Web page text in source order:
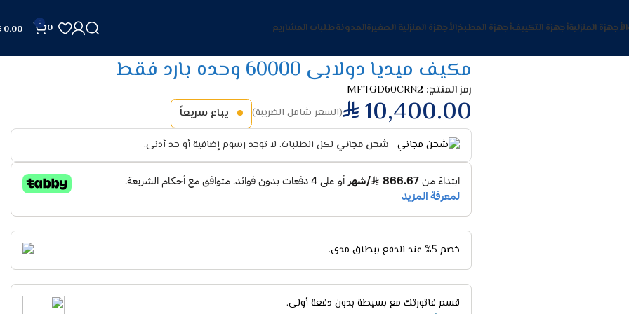
الأجهزة المنزليةأجهزة التكييفأجهزة المطبخالأجهزة المنزلية الصغيرةالمدونةطلبات المشاريع 0
0
0.00
مكيف ميديا دولابى 60000 وحده بارد فقط
رمز المنتج: MFTGD60CRN2
10,400.00 (السعر شامل الضريبة) يباع سريعاً
شحن مجاني لكل الطلبات. لا توجد رسوم إضافية أو حد أدنى.
خصم 5% عند الدفع ببطاق مدى.
قسم فاتورتك مع بسيطة بدون دفعة أولى.